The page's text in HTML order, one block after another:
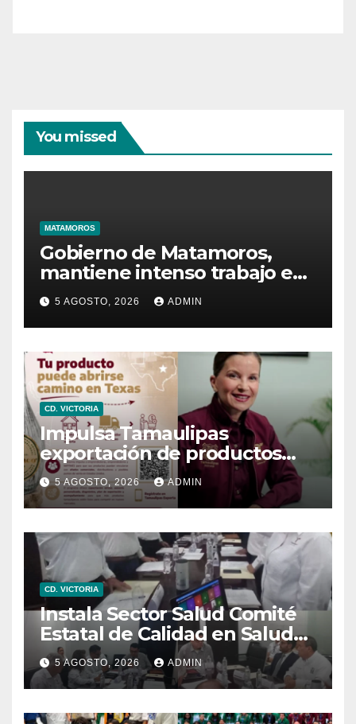
You missed
MATAMOROS
Gobierno de Matamoros,
mantiene intenso trabajo en
territorio
5 AGOSTO, 2026 ADMIN
CD. VICTORIA
Impulsa Tamaulipas
exportación de productos
locales con programa “De
Tamaulipas para Texas,
exportar también es para ti”
5 AGOSTO, 2026 ADMIN
CD. VICTORIA
Instala Sector Salud Comité
Estatal de Calidad en Salud
para garantizar un trato
digno y humanitario a los
pacientes
5 AGOSTO, 2026 ADMIN